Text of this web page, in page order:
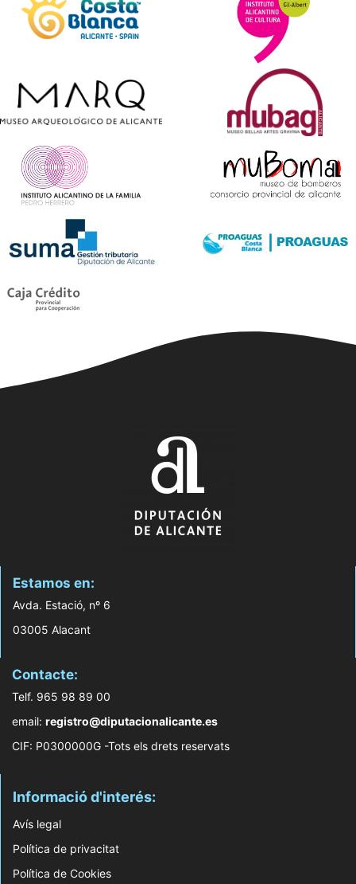
Estamos en:
Avda. Estació, nº 6
03005 Alacant
Contacte:
Telf. 965 98 89 00
email: registro@diputacionalicante.es
CIF: P0300000G -Tots els drets reservats
Informació d'interés:
Avís legal
Política de privacitat
Política de Cookies